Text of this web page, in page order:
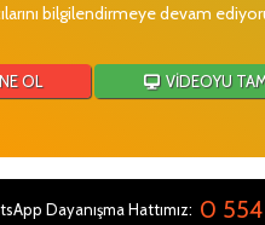
bilgilendirmeye devam
OL VİDEOYU
Dayanışma Hattımız: 0